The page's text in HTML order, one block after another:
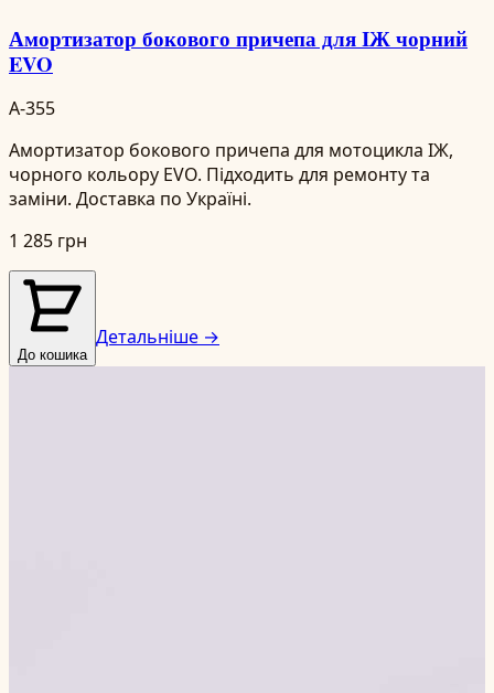
Амортизатор бокового причепа для ІЖ чорний
EVO
A-355
Амортизатор бокового причепа для мотоцикла ІЖ,
чорного кольору EVO. Підходить для ремонту та
заміни. Доставка по Україні.
1 285 грн
До кошика
Детальніше →